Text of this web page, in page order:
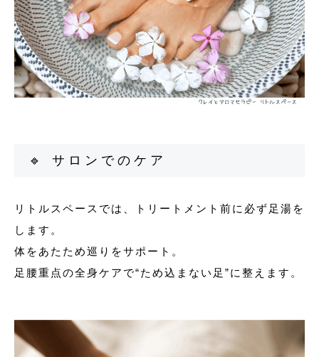
🔹 サロンでのケア
リトルスペースでは、トリートメント前に必ず足湯を
します。
体をあたため巡りをサポート。
足腰重点の全身ケアで“ため込まない足”に整えます。